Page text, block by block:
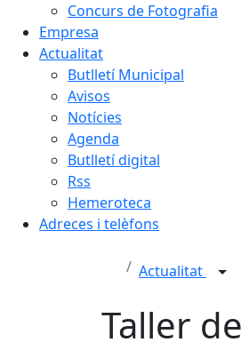
Concurs de Fotografia
Empresa
Actualitat
Butlletí Municipal
Avisos
Notícies
Agenda
Butlletí digital
Rss
Hemeroteca
Adreces i telèfons
Actualitat
Taller